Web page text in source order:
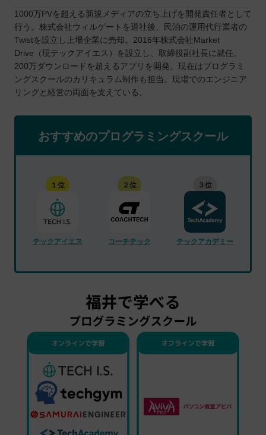
1000万PVを超える新規メディアの立ち上げを開発責任者として
行う。株式会社ウィルゲートを退社後、民泊の運用代行業者の
Twistを設立し上場企業に売却。2016年株式会社Market
Drive（現テックアイエス）を設立し、取締役副社長に就任。
200万ダウンロードを超えるアプリを開発。現在はプログラミ
ングスクールのカリキュラム制作も担当。現場でのエンジニア
リングと経営の両面を支えている。
おすすめのプログラミングスクール
１位
テックアイエス
２位
コーチテック
３位
テックアカデミー